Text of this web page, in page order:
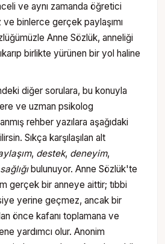
ve aynı zamanda öğretici
binlerce gerçek paylaşımı
Anne Sözlük, anneliği
birlikte yürünen bir yol haline
diğer sorulara, bu konuyla
ve uzman psikolog
rehber yazılara aşağıdaki
Sıkça karşılaşılan alt
, destek, deneyim,
bulunuyor. Anne Sözlük'te
gerçek bir anneye aittir; tıbbi
yerine geçmez, ancak bir
önce kafanı toplamana ve
yardımcı olur. Anonim